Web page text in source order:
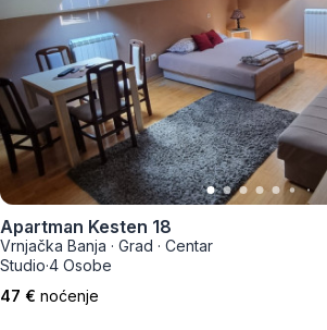
Apartman Kesten 18
Vrnjačka Banja · Grad · Centar
Studio·4 Osobe
47 € noćenje